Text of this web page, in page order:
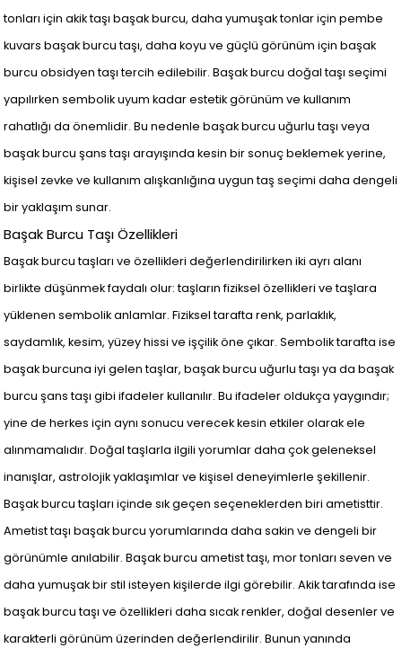
tonları için akik taşı başak burcu, daha yumuşak tonlar için pembe
kuvars başak burcu taşı, daha koyu ve güçlü görünüm için başak
burcu obsidyen taşı tercih edilebilir. Başak burcu doğal taşı seçimi
yapılırken sembolik uyum kadar estetik görünüm ve kullanım
rahatlığı da önemlidir. Bu nedenle başak burcu uğurlu taşı veya
başak burcu şans taşı arayışında kesin bir sonuç beklemek yerine,
kişisel zevke ve kullanım alışkanlığına uygun taş seçimi daha dengeli
bir yaklaşım sunar.
Başak Burcu Taşı Özellikleri
Başak burcu taşları ve özellikleri değerlendirilirken iki ayrı alanı
birlikte düşünmek faydalı olur: taşların fiziksel özellikleri ve taşlara
yüklenen sembolik anlamlar. Fiziksel tarafta renk, parlaklık,
saydamlık, kesim, yüzey hissi ve işçilik öne çıkar. Sembolik tarafta ise
başak burcuna iyi gelen taşlar, başak burcu uğurlu taşı ya da başak
burcu şans taşı gibi ifadeler kullanılır. Bu ifadeler oldukça yaygındır;
yine de herkes için aynı sonucu verecek kesin etkiler olarak ele
alınmamalıdır. Doğal taşlarla ilgili yorumlar daha çok geleneksel
inanışlar, astrolojik yaklaşımlar ve kişisel deneyimlerle şekillenir.
Başak burcu taşları içinde sık geçen seçeneklerden biri ametisttir.
Ametist taşı başak burcu yorumlarında daha sakin ve dengeli bir
görünümle anılabilir. Başak burcu ametist taşı, mor tonları seven ve
daha yumuşak bir stil isteyen kişilerde ilgi görebilir. Akik tarafında ise
başak burcu taşı ve özellikleri daha sıcak renkler, doğal desenler ve
karakterli görünüm üzerinden değerlendirilir. Bunun yanında